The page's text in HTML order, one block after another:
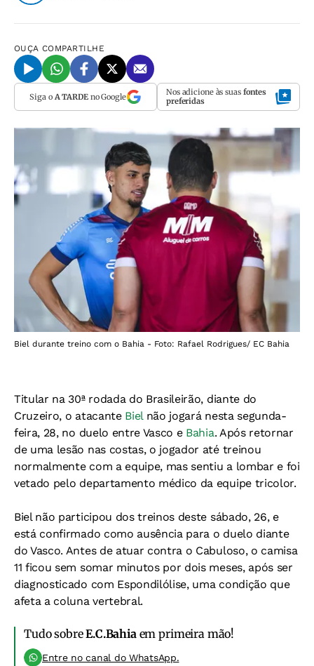
OUÇA COMPARTILHE
Siga o A TARDEno Google Nos adicione às suas fontes
preferidas
Biel durante treino com o Bahia - Foto: Rafael Rodrigues/ EC Bahia
Titular na 30ª rodada do Brasileirão, diante do
Cruzeiro, o atacante Biel não jogará nesta segunda-
feira, 28, no duelo entre Vasco e Bahia. Após retornar
de uma lesão nas costas, o jogador até treinou
normalmente com a equipe, mas sentiu a lombar e foi
vetado pelo departamento médico da equipe tricolor.
Biel não participou dos treinos deste sábado, 26, e
está confirmado como ausência para o duelo diante
do Vasco. Antes de atuar contra o Cabuloso, o camisa
11 ficou sem somar minutos por dois meses, após ser
diagnosticado com Espondilólise, uma condição que
afeta a coluna vertebral.
Tudo sobreE.C.Bahiaem primeira mão!
Entre no canal do WhatsApp.